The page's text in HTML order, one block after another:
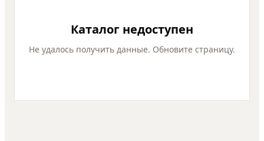
Каталог недоступен
Не удалось получить данные. Обновите страницу.